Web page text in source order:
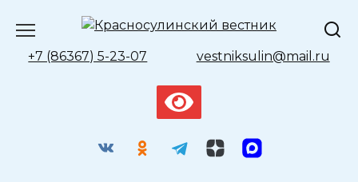
содержанию
+7 (86367) 5-23-07 vestniksulin@mail.ru